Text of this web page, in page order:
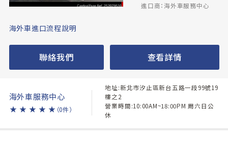
進口商：海外車服務中心
海外車進口流程說明
聯絡我們 查看詳情
海外車服務中心
★ ★ ★ ★ ★ （0件）
地址:新北市汐止區新台五路一段99號19
樓之2
營業時間:10:00AM~18:00PM 周六日公
休